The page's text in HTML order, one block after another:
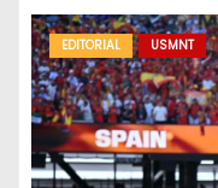
EDITORIAL USMNT